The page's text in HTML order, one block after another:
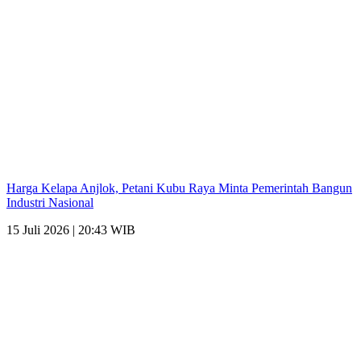
Harga Kelapa Anjlok, Petani Kubu Raya Minta Pemerintah Bangun
Industri Nasional
15 Juli 2026 | 20:43 WIB